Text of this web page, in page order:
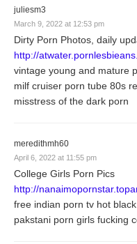
juliesm3
March 9, 2022 at 12:53 pm
Dirty Porn Photos, daily
http://
vintage young and mature
milf cruiser porn tube 80s
misstress of the dark porn
meredithmh60
April 6, 2022 at 11:55 pm
College Girls Porn Pics
http://
free indian porn tv hot
pakstani porn girls fucking